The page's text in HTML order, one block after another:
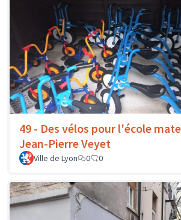
49 - Des vélos pour l'école
Jean-Pierre Veyet
Ville de Lyon 0 0